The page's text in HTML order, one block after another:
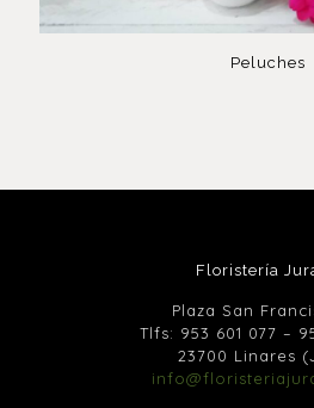
Peluches
Floristería
Plaza San
Tlfs: 953 601 077 –
23700 Linares